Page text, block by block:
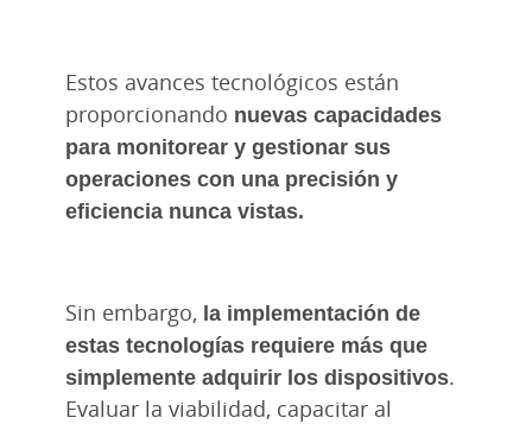
Estos avances tecnológicos están
proporcionando nuevas capacidades
para monitorear y gestionar sus
operaciones con una precisión y
eficiencia nunca vistas.
Sin embargo, la implementación de
estas tecnologías requiere más que
simplemente adquirir los dispositivos.
Evaluar la viabilidad, capacitar al